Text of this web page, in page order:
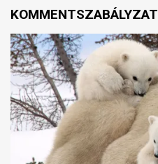
KOMMENTSZABÁLYZAT